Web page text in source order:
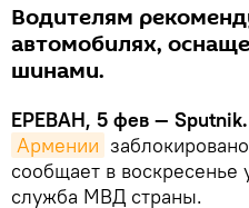
Водителям
автомобилях,
шинами.
ЕРЕВАН, 5 фев — Sputnik.
Армении
сообщает в воскресенье
служба МВД страны.